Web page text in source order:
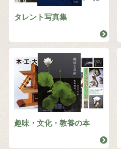
タレント写真集
趣味・文化・教養の本